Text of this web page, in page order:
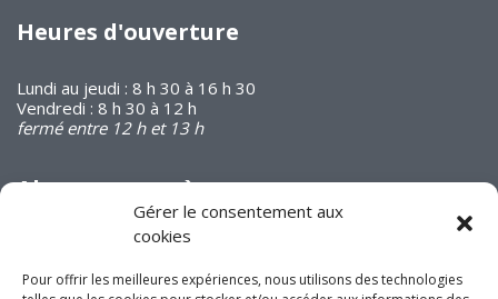
Gérer le consentement aux
cookies
Pour offrir les meilleures expériences, nous utilisons des technologies
Heures d'ouverture
Lundi au jeudi : 8 h 30 à 16 h 30
Vendredi : 8 h 30 à 12 h
fermé entre 12 h et 13 h
Abonnez-vous à
notre infolettre